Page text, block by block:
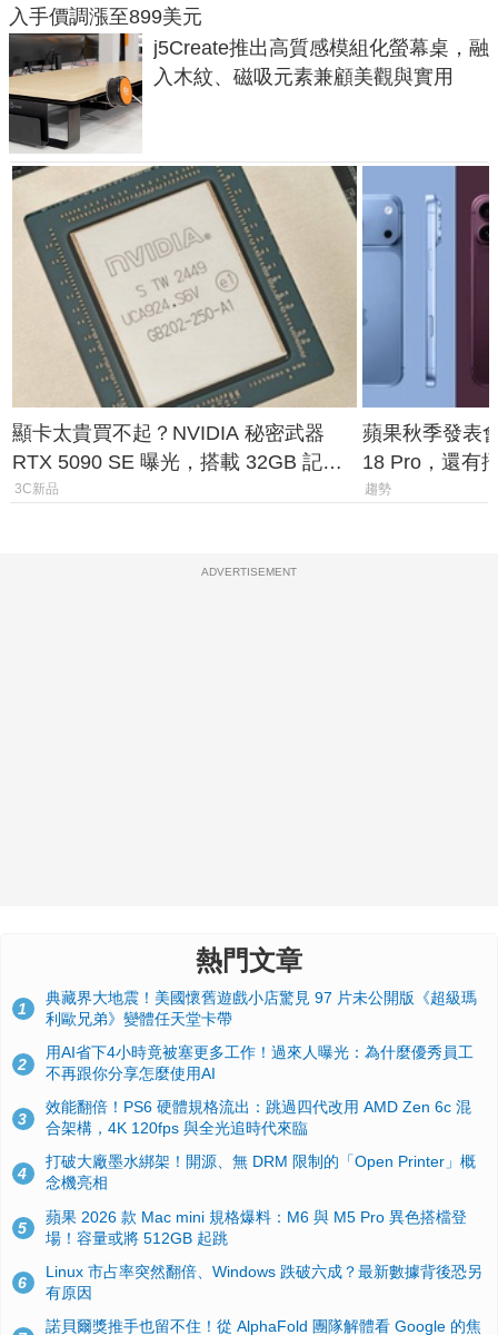
入手價調漲至899美元
j5Create推出高質感模組化螢幕桌，融
入木紋、磁吸元素兼顧美觀與實用
顯卡太貴買不起？NVIDIA 秘密武器
RTX 5090 SE 曝光，搭載 32GB 記憶
體
3C新品
蘋果秋季發表
18 Pro，還有
測一次看
趨勢
ADVERTISEMENT
熱門文章
1
典藏界大地震！美國懷舊遊戲小店驚見 97 片未公開版《超級瑪
利歐兄弟》變體任天堂卡帶
2
用AI省下4小時竟被塞更多工作！過來人曝光：為什麼優秀員工
不再跟你分享怎麼使用AI
3
效能翻倍！PS6 硬體規格流出：跳過四代改用 AMD Zen 6c 混
合架構，4K 120fps 與全光追時代來臨
4
打破大廠墨水綁架！開源、無 DRM 限制的「Open Printer」概
念機亮相
5
蘋果 2026 款 Mac mini 規格爆料：M6 與 M5 Pro 異色搭檔登
場！容量或將 512GB 起跳
6
Linux 市占率突然翻倍、Windows 跌破六成？最新數據背後恐另
有原因
諾貝爾獎推手也留不住！從 AlphaFold 團隊解體看 Google 的焦